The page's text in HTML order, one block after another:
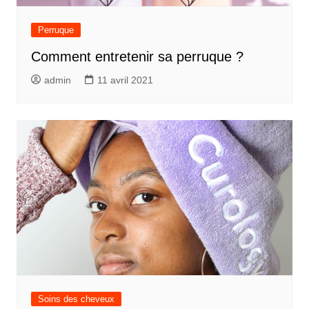
Perruque
Comment entretenir sa perruque ?
admin 11 avril 2021
Soins des cheveux